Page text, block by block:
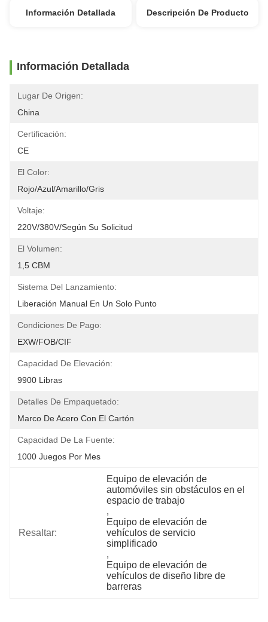
Información Detallada Descripción De Producto
Información Detallada
Lugar De Origen:
China
Certificación:
CE
El Color:
Rojo/azul/amarillo/gris
Voltaje:
220V/380V/según Su Solicitud
El Volumen:
1,5 CBM
Sistema Del Lanzamiento:
Liberación Manual En Un Solo Punto
Condiciones De Pago:
EXW/FOB/CIF
Capacidad De Elevación:
9900 Libras
Detalles De Empaquetado:
Marco De Acero Con El Cartón
Capacidad De La Fuente:
1000 Juegos Por Mes
Resaltar:
Equipo de elevación de
automóviles sin obstáculos en el
espacio de trabajo
,
Equipo de elevación de
vehículos de servicio
simplificado
,
Equipo de elevación de
vehículos de diseño libre de
barreras